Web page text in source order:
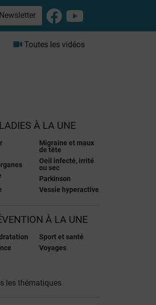
Newsletter
Toutes les vidéos
À LA UNE
Migraine et maux
de tête
Oeil infecté, irrité
ou sec
Parkinson
Vessie hyperactive
À LA UNE
Sport et santé
Voyages
les thématiques